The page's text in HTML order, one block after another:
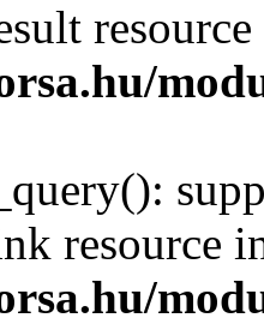
resource